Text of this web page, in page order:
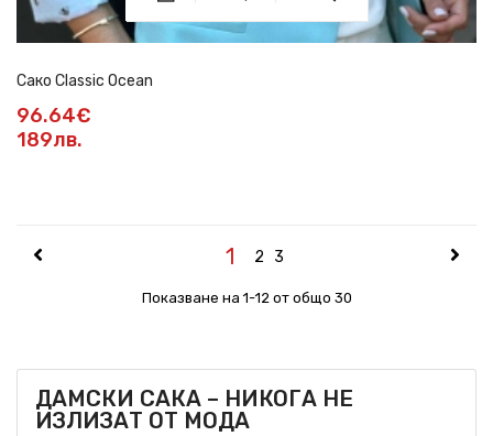
Сако Classic Ocean
96.64€
189лв.
Показване на 1-12 от общо 30
1 2 3
ДАМСКИ САКА – НИКОГА НЕ
ИЗЛИЗАТ ОТ МОДА